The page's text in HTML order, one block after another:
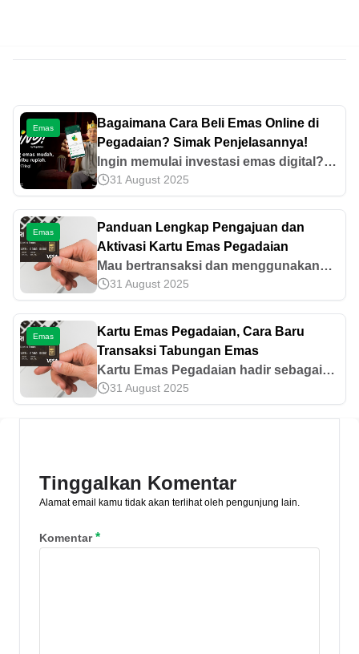
Emas
Bagaimana Cara Beli Emas Online di
Pegadaian? Simak Penjelasannya!
Ingin memulai investasi emas digital?
Yuk, temukan informasi terkait cara beli
emas online di Pegadaian pada
penjelasan lengkap di artikel ini!
31 August 2025
Emas
Panduan Lengkap Pengajuan dan
Aktivasi Kartu Emas Pegadaian
Mau bertransaksi dan menggunakan
Kartu Emas? Simak panduan lengkap
pengajuan dan aktivasi Kartu Emas
berikut ini
31 August 2025
Emas
Kartu Emas Pegadaian, Cara Baru
Transaksi Tabungan Emas
Kartu Emas Pegadaian hadir sebagai
cara baru bertransaksi dengan saldo
Tabungan Emas, simak caranya berikut
31 August 2025
Tinggalkan Komentar
Alamat email kamu tidak akan terlihat oleh pengunjung lain.
Komentar*